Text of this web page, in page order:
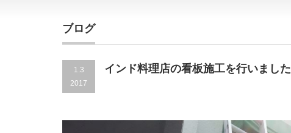
ブログ
1.3
2017
インド料理店の看板施工を行いました